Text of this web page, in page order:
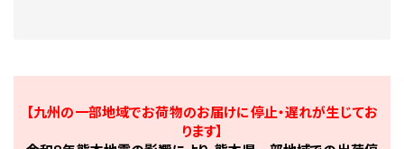
【九州の一部地域でお荷物のお届けに停止・遅れが生じてお
ります】